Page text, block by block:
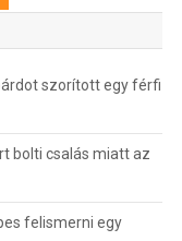
szorított egy férfi
bolti csalás miatt az
felismerni egy